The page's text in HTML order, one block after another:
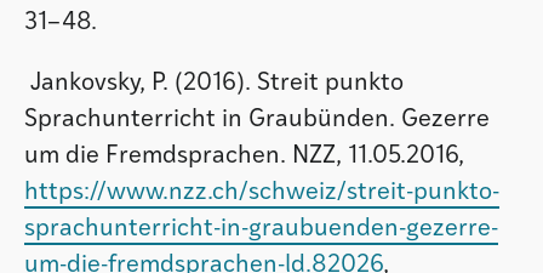
31–48.
Jankovsky, P. (2016). Streit punkto
Sprachunterricht in Graubünden. Gezerre
um die Fremdsprachen. NZZ, 11.05.2016,
https://www.nzz.ch/schweiz/streit-punkto-
sprachunterricht-in-graubuenden-gezerre-
um-die-fremdsprachen-ld.82026,